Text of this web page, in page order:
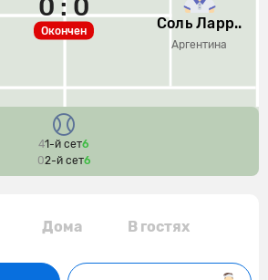
Окончен
0 : 0
Соль Ларр..
Аргентина
41-й сет6
02-й сет6
Дома В гостях